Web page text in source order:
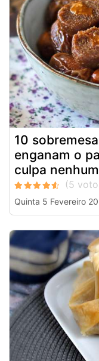
10
enganam o
culpa
Quinta 5 Fevereiro